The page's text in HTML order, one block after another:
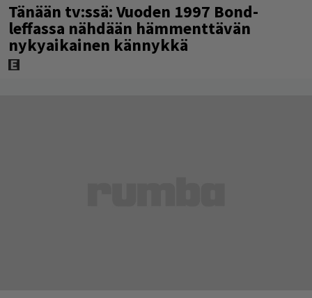
Tänään tv:ssä: Vuoden 1997 Bond-
leffassa nähdään hämmenttävän
nykyaikainen kännykkä